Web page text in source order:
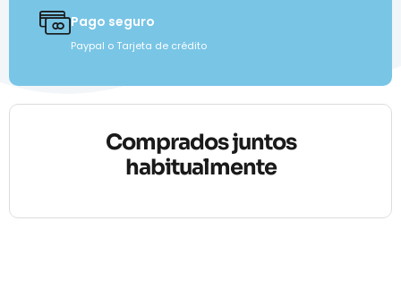
Pago seguro
Paypal o Tarjeta de crédito
Comprados juntos
habitualmente